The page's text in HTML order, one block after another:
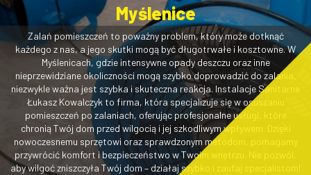
Myślenice
Zalań pomieszczeń to poważny problem, który może dotknąć
każdego z nas, a jego skutki mogą być długotrwałe i kosztowne. W
Myślenicach, gdzie intensywne opady deszczu oraz inne
nieprzewidziane okoliczności mogą szybko doprowadzić do zalania,
niezwykle ważna jest szybka i skuteczna reakcja. Instalacje Sanitarne
Łukasz Kowalczyk to firma, która specjalizuje się w osuszaniu
pomieszczeń po zalaniach, oferując profesjonalne usługi, które
chronią Twój dom przed wilgocią i jej szkodliwym wpływem. Dzięki
nowoczesnemu sprzętowi oraz sprawdzonym metodom, pomagamy
przywrócić komfort i bezpieczeństwo w Twoim wnętrzu. Nie pozwól,
aby wilgoć zniszczyła Twój dom – działaj szybko i zaufaj specjalistom!